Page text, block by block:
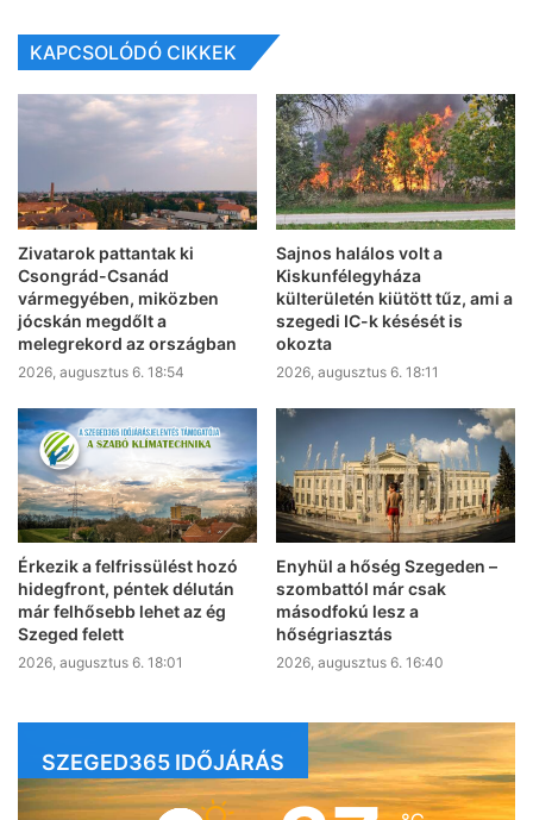
KAPCSOLÓDÓ CIKKEK
Zivatarok pattantak ki
Csongrád-Csanád
vármegyében, miközben
jócskán megdőlt a
melegrekord az országban
2026, augusztus 6. 18:54
Sajnos halálos volt a
Kiskunfélegyháza
külterületén kiütött tűz, ami a
szegedi IC-k késését is
okozta
2026, augusztus 6. 18:11
Érkezik a felfrissülést hozó
hidegfront, péntek délután
már felhősebb lehet az ég
Szeged felett
2026, augusztus 6. 18:01
Enyhül a hőség Szegeden –
szombattól már csak
másodfokú lesz a
hőségriasztás
2026, augusztus 6. 16:40
SZEGED365 IDŐJÁRÁS